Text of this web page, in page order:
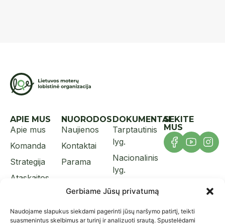
Gerbiame Jūsų privatumą
Naudojame slapukus siekdami pagerinti jūsų naršymo patirtį, teikti
suasmenintus skelbimus ar turinį ir analizuoti srautą. Spustelėdami
APIE MUS
Apie mus
Komanda
Strategija
Ataskaitos
Nariai
NUORODOS
Naujienos
Kontaktai
Parama
DOKUMENTAI
Tarptautinis
lyg.
Nacionalinis
lyg.
Praktikos ir
priemonės
SEKITE
MUS